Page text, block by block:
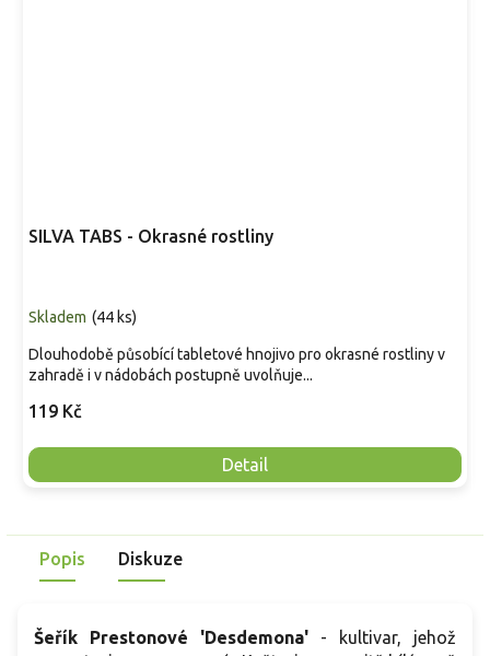
SILVA TABS - Okrasné rostliny
Skladem (44 ks)
119 Kč
Detail
Dlouhodobě působící tabletové hnojivo pro okrasné rostliny v
zahradě i v nádobách postupně uvolňuje...
Popis Diskuze
Šeřík Prestonové 'Desdemona' - kultivar, jehož